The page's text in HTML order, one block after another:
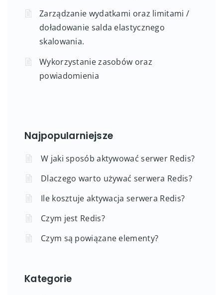
Zarządzanie wydatkami oraz limitami /
doładowanie salda elastycznego
skalowania.
Wykorzystanie zasobów oraz
powiadomienia
Najpopularniejsze
W jaki sposób aktywować serwer Redis?
Dlaczego warto używać serwera Redis?
Ile kosztuje aktywacja serwera Redis?
Czym jest Redis?
Czym są powiązane elementy?
Kategorie